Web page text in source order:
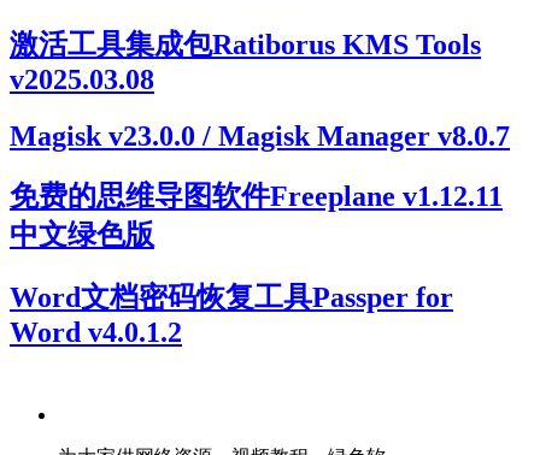
激活工具集成包Ratiborus KMS Tools
v2025.03.08
Magisk v23.0.0 / Magisk Manager v8.0.7
免费的思维导图软件Freeplane v1.12.11
中文绿色版
Word文档密码恢复工具Passper for
Word v4.0.1.2